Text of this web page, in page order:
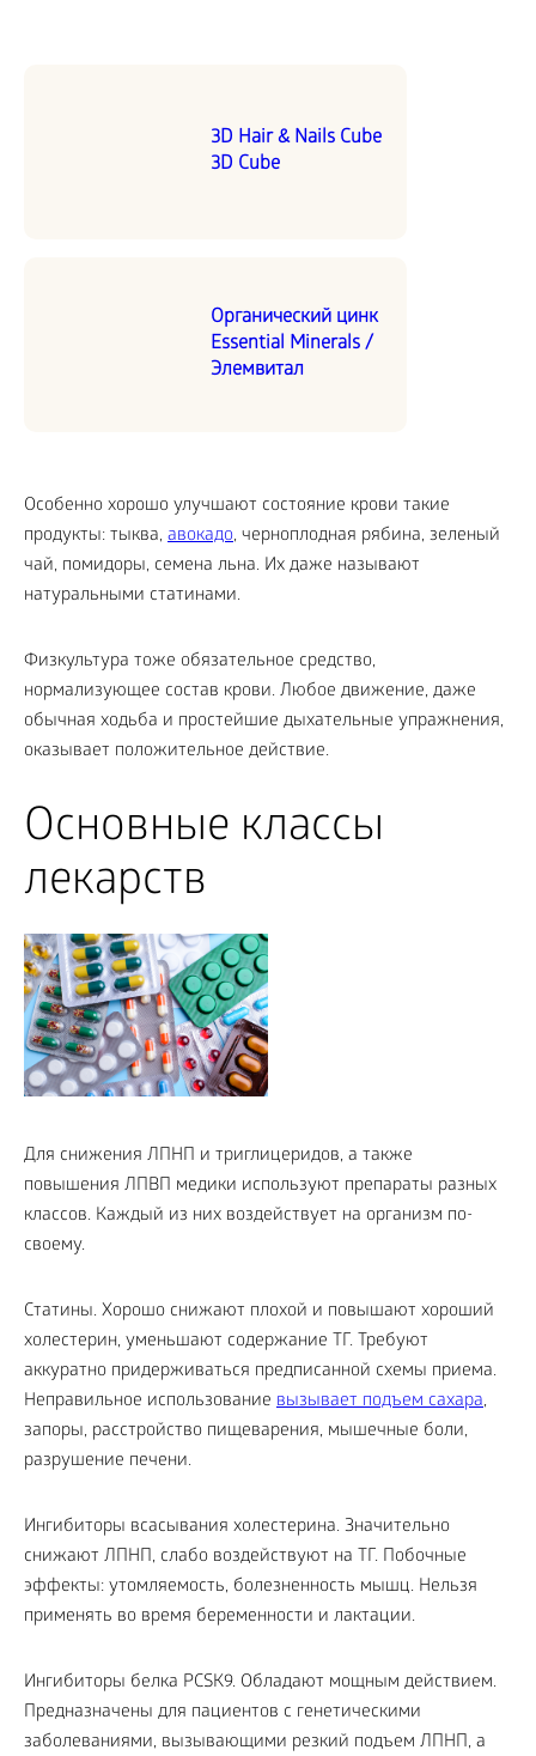
3D Hair & Nails Cube
3D Cube
Органический цинк
Essential Minerals /
Элемвитал
Особенно хорошо улучшают состояние крови такие
продукты: тыква, авокадо, черноплодная рябина, зеленый
чай, помидоры, семена льна. Их даже называют
натуральными статинами.
Физкультура тоже обязательное средство,
нормализующее состав крови. Любое движение, даже
обычная ходьба и простейшие дыхательные упражнения,
оказывает положительное действие.
Основные классы
лекарств
Для снижения ЛПНП и триглицеридов, а также
повышения ЛПВП медики используют препараты разных
классов. Каждый из них воздействует на организм по-
своему.
Статины. Хорошо снижают плохой и повышают хороший
холестерин, уменьшают содержание ТГ. Требуют
аккуратно придерживаться предписанной схемы приема.
Неправильное использование вызывает подъем сахара,
запоры, расстройство пищеварения, мышечные боли,
разрушение печени.
Ингибиторы всасывания холестерина. Значительно
снижают ЛПНП, слабо воздействуют на ТГ. Побочные
эффекты: утомляемость, болезненность мышц. Нельзя
применять во время беременности и лактации.
Ингибиторы белка PCSK9. Обладают мощным действием.
Предназначены для пациентов с генетическими
заболеваниями, вызывающими резкий подъем ЛПНП, а